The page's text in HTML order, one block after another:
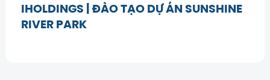
IHOLDINGS | ĐÀO TẠO DỰ ÁN SUNSHINE
RIVER PARK